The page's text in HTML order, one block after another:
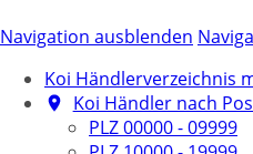
Navigation ausblenden
Koi Händlerverzeichnis
Koi Händler nach
PLZ 00000 - 09999